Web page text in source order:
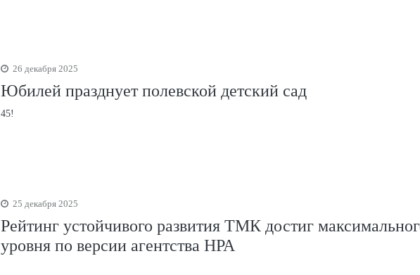
26 декабря 2025
Юбилей празднует полевской детский сад
45!
25 декабря 2025
Рейтинг устойчивого развития ТМК достиг
уровня по версии агентства НРА